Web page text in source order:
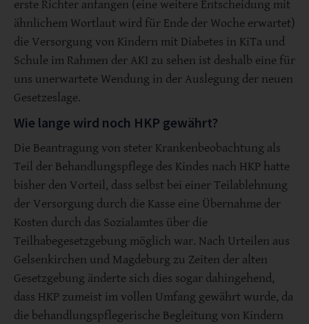
erste Richter anfangen (eine weitere Entscheidung mit
ähnlichem Wortlaut wird für Ende der Woche erwartet)
die Versorgung von Kindern mit Diabetes in KiTa und
Schule im Rahmen der AKI zu sehen ist deshalb eine für
uns unerwartete Wendung in der Auslegung der neuen
Gesetzeslage.
Wie lange wird noch HKP gewährt?
Die Beantragung von steter Krankenbeobachtung als
Teil der Behandlungspflege des Kindes nach HKP hatte
bisher den Vorteil, dass selbst bei einer Teilablehnung
der Versorgung durch die Kasse eine Übernahme der
Kosten durch das Sozialamtes über die
Teilhabegesetzgebung möglich war. Nach Urteilen aus
Gelsenkirchen und Magdeburg zu Zeiten der alten
Gesetzgebung änderte sich dies sogar dahingehend,
dass HKP zumeist im vollen Umfang gewährt wurde, da
die behandlungspflegerische Begleitung von Kindern